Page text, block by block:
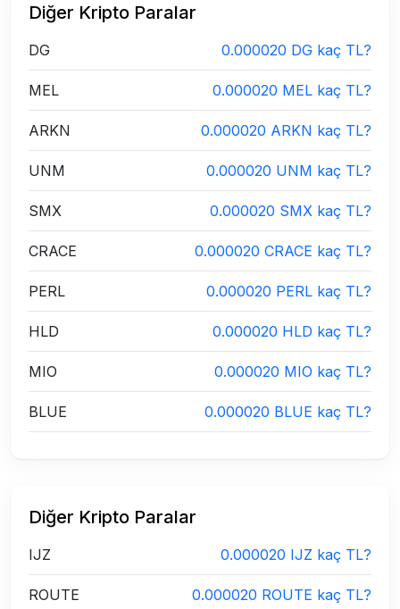
Diğer Kripto Paralar
DG 0.000020 DG kaç TL?
MEL 0.000020 MEL kaç TL?
ARKN 0.000020 ARKN kaç TL?
UNM 0.000020 UNM kaç TL?
SMX 0.000020 SMX kaç TL?
CRACE 0.000020 CRACE kaç TL?
PERL 0.000020 PERL kaç TL?
HLD 0.000020 HLD kaç TL?
MIO 0.000020 MIO kaç TL?
BLUE 0.000020 BLUE kaç TL?
Diğer Kripto Paralar
IJZ 0.000020 IJZ kaç TL?
ROUTE 0.000020 ROUTE kaç TL?